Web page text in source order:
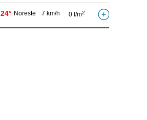
24° Noreste 7 km/h 0 l/m2